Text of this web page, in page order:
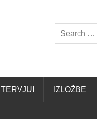
IZLOŽBE